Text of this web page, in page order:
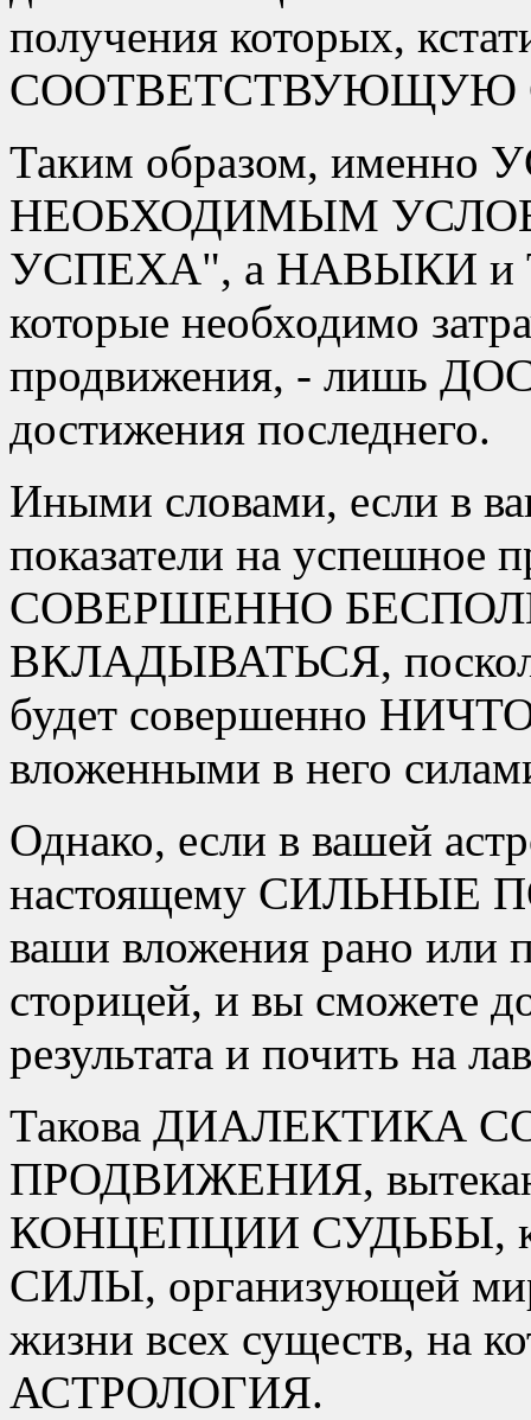
получения которых,
СООТВЕТСТВУЮЩУЮ
Таким образом,
НЕОБХОДИМЫМ
УСПЕХА , а НАВЫКИ
которые необходимо
продвижения, - лишь
достижения последнего.
Иными словами, если в
показатели на успешное
СОВЕРШЕННО
ВКЛАДЫВАТЬСЯ,
будет совершенно
вложенными в него
Однако, если в вашей
настоящему СИЛЬНЫЕ
ваши вложения рано или
сторицей, и вы сможете
результата и почить на
Такова ДИАЛЕКТИКА
ПРОДВИЖЕНИЯ,
КОНЦЕПЦИИ СУДЬБЫ,
СИЛЫ, организующей
жизни всех существ, на
АСТРОЛОГИЯ.